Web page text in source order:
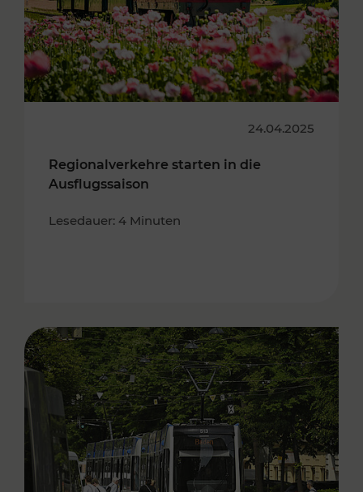
24.04.2025
Regionalverkehre starten in die
Ausflugssaison
Lesedauer: 4 Minuten